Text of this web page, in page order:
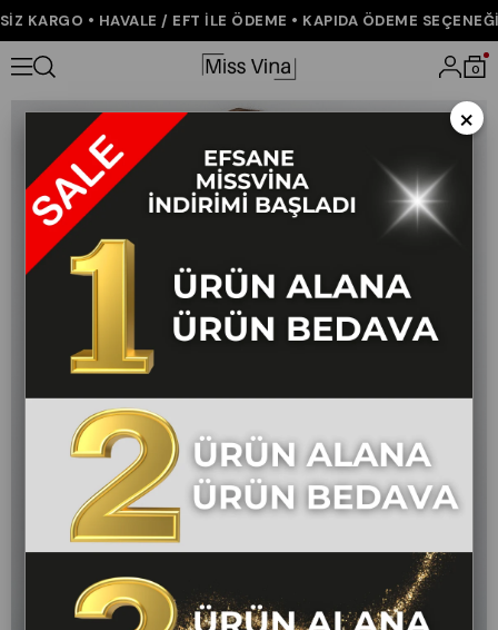
KARGO • HAVALE / EFT İLE ÖDEME • KAPIDA ÖDEME SEÇENEĞİ
0
Anasayfa ÇOK SATANLAR Luvira Simli Yelek - Siyah
×